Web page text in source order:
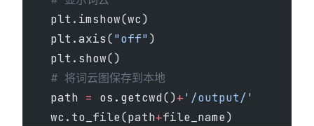
    plt.imshow(wc)
    plt.axis(
"off")
    plt.show()
    # 将词云图保存到本地
    path
= os.getcwd()+'/output/'
    wc.to_file(path
+file_name)